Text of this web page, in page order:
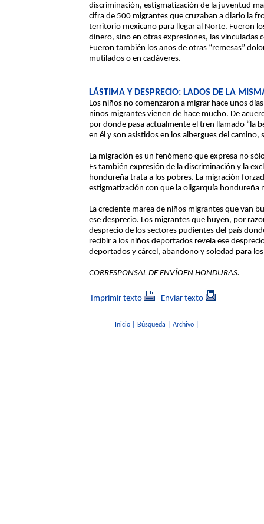
discriminación, estigmatización de la juventud
cifra de 500 migrantes que cruzaban a diario la
territorio mexicano para llegar al Norte. Fueron
dinero, sino en otras expresiones, las vinculadas
Fueron también los años de otras “remesas”
mutilados o en cadáveres.
LÁSTIMA Y DESPRECIO: LADOS DE LA
Los niños no comenzaron a migrar hace unos
niños migrantes vienen de hace mucho. De
por donde pasa actualmente el tren llamado “la
en él y son asistidos en los albergues del
La migración es un fenómeno que expresa no
Es también expresión de la discriminación y la
hondureña trata a los pobres. La migración
estigmatización con que la oligarquía hondureña
La creciente marea de niños migrantes que van
ese desprecio. Los migrantes que huyen, por
desprecio de los sectores pudientes del país
recibir a los niños deportados revela ese
deportados y cárcel, abandono y soledad para
CORRESPONSAL DE ENVÍOEN HONDURAS.
Imprimir texto Enviar texto
Inicio| Búsqueda Archivo|